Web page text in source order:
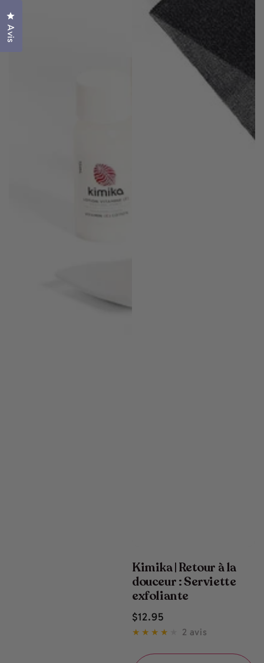
Kimika | Retour à la
douceur : Serviette
exfoliante
Prix
$12.95
2 avis
Avis
Cliquez pour ouvrir la fenêtre des avis